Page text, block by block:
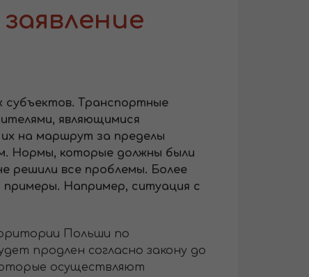
субъектов. Транспортные
являющимися
на маршрут за пределы
Нормы, которые должны были
решили все проблемы. Более
Например, ситуация с
Польши по
продлен согласно закону до
осуществляют